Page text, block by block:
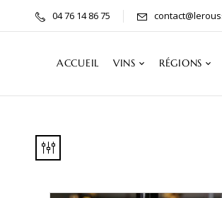
04 76 14 86 75
ACCUEIL VINS RÉGIONS